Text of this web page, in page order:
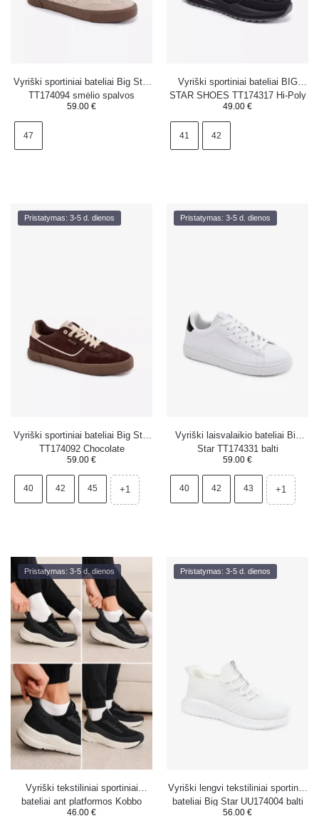
Vyriški sportiniai bateliai Big Star
TT174094 smėlio spalvos
59.00 €
47
Vyriški sportiniai bateliai BIG
STAR SHOES TT174317 Hi-Poly
System juodi
49.00 €
41 42
Pristatymas: 3-5 d. dienos
Vyriški sportiniai bateliai Big Star
TT174092 Chocolate
59.00 €
40 42 45 +1
Pristatymas: 3-5 d. dienos
Vyriški laisvalaikio bateliai Big
Star TT174331 balti
59.00 €
40 42 43 +1
Pristatymas: 3-5 d. dienos
Vyriški tekstiliniai sportiniai
bateliai ant platformos Kobbo
102421 juodi
46.00 €
Pristatymas: 3-5 d. dienos
Vyriški lengvi tekstiliniai sportiniai
bateliai Big Star UU174004 balti
56.00 €